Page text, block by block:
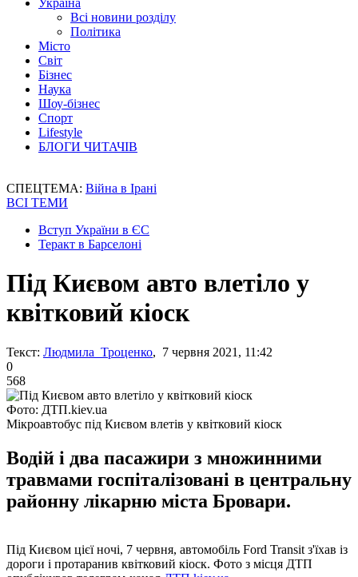
Україна
Всі новини розділу
Політика
Місто
Світ
Бізнес
Наука
Шоу-бізнес
Спорт
Lifestyle
БЛОГИ ЧИТАЧІВ
СПЕЦТЕМА: Війна в Ірані
ВСІ ТЕМИ
Вступ України в ЄС
Теракт в Барселоні
Під Києвом авто влетіло у
квітковий кіоск
Текст: Людмила Троценко, 7 червня 2021, 11:42
0
568
Фото: ДТП.kiev.ua
Мікроавтобус під Києвом влетів у квітковий кіоск
Водій і два пасажири з множинними
травмами госпіталізовані в центральну
районну лікарню міста Бровари.
Під Києвом цієї ночі, 7 червня, автомобіль Ford Transit з'їхав із
дороги і протаранив квітковий кіоск. Фото з місця ДТП